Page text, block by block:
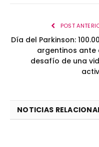
POST
Día del Parkinson:
argentinos ante
desafío de una
NOTICIAS